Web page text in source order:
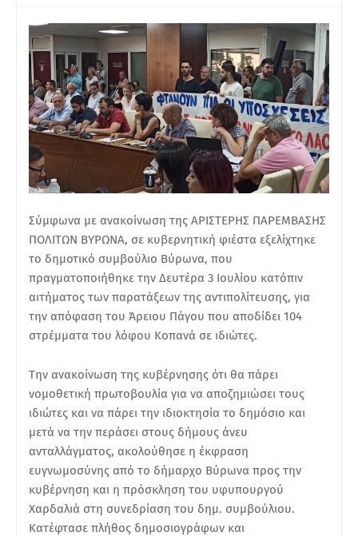
Σύμφωνα με ανακοίνωση της ΑΡΙΣΤΕΡΗΣ ΠΑΡΕΜΒΑΣΗΣ
ΠΟΛΙΤΩΝ ΒΥΡΩΝΑ, σε κυβερνητική φιέστα εξελίχτηκε
το δημοτικό συμβούλιο Βύρωνα, που
πραγματοποιήθηκε την Δευτέρα 3 Ιουλίου κατόπιν
αιτήματος των παρατάξεων της αντιπολίτευσης, για
την απόφαση του Άρειου Πάγου που αποδίδει 104
στρέμματα του λόφου Κοπανά σε ιδιώτες.
Την ανακοίνωση της κυβέρνησης ότι θα πάρει
νομοθετική πρωτοβουλία για να αποζημιώσει τους
ιδιώτες και να πάρει την ιδιοκτησία το δημόσιο και
μετά να την περάσει στους δήμους άνευ
ανταλλάγματος, ακολούθησε η έκφραση
ευγνωμοσύνης από το δήμαρχο Βύρωνα προς την
κυβέρνηση και η πρόσκληση του υφυπουργού
Χαρδαλιά στη συνεδρίαση του δημ. συμβούλιου.
Κατέφτασε πλήθος δημοσιογράφων και